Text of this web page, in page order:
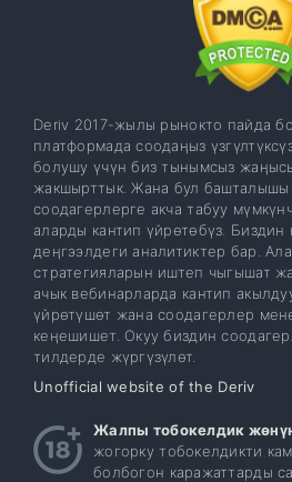
Deriv 2017-жылы рынокто пайда
платформада соодаңыз
болушу үчүн биз тынымсыз
жакшырттык. Жана бул башталышы
соодагерлерге акча табуу
аларды кантип үйрөтөбүз.
деңгээлдеги аналитиктер бар.
стратегияларын иштеп чыгышат
ачык вебинарларда кантип
үйрөтүшөт жана соодагерлер
кеңешишет. Окуу биздин
тилдерде жүргүзүлөт.
Unofficial website of the Deriv
Жалпы тобокелдик
жогорку тобокелдикти
болбогон каражаттарды